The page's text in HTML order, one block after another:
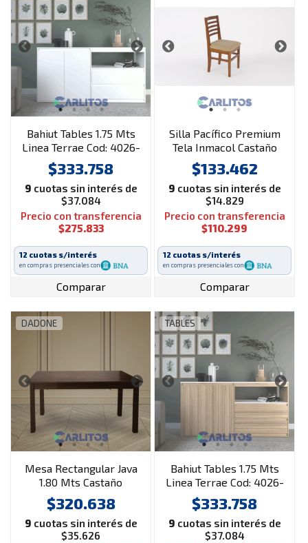
Bahiut Tables 1.75 Mts
Linea Terrae Cod: 4026-
Bm-Blanco
$333.758
9 cuotas sin interés de
$37.084
Precio con transferencia
$275.833
12 cuotas s/interés
en compras presenciales con
Comparar
Silla Pacífico Premium
Tela Inmacol Castaño
$133.462
9 cuotas sin interés de
$14.829
Precio con transferencia
$110.299
12 cuotas s/interés
en compras presenciales con
Comparar
DADONE
Mesa Rectangular Java
1.80 Mts Castaño
$320.638
9 cuotas sin interés de
$35.626
TABLES
Bahiut Tables 1.75 Mts
Linea Terrae Cod: 4026-
Ccb-Cocobolo-Blanco
$333.758
9 cuotas sin interés de
$37.084